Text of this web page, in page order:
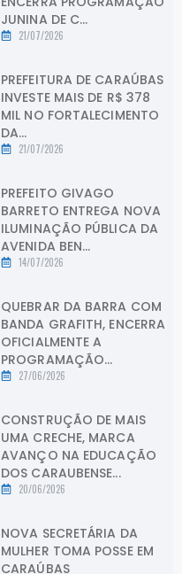
JUNINA DE C...
21/07/2026
PREFEITURA DE CARAÚBAS
INVESTE MAIS DE R$ 378
MIL NO FORTALECIMENTO
DA...
21/07/2026
PREFEITO GIVAGO
BARRETO ENTREGA NOVA
ILUMINAÇÃO PÚBLICA DA
AVENIDA BEN...
14/07/2026
QUEBRAR DA BARRA COM
BANDA GRAFITH, ENCERRA
OFICIALMENTE A
PROGRAMAÇÃO...
27/06/2026
CONSTRUÇÃO DE MAIS
UMA CRECHE, MARCA
AVANÇO NA EDUCAÇÃO
DOS CARAUBENSE...
20/06/2026
NOVA SECRETÁRIA DA
MULHER TOMA POSSE EM
CARAÚBAS